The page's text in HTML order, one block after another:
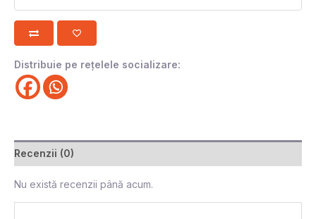
Distribuie pe rețelele socializare:
Recenzii (0)
Nu există recenzii până acum.